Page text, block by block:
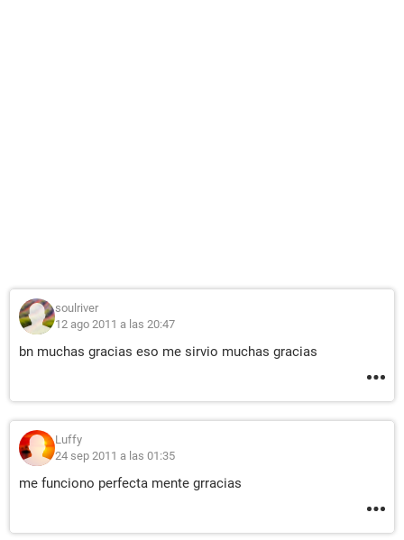
soulriver
12 ago 2011 a las 20:47
bn muchas gracias eso me sirvio muchas gracias
Luffy
24 sep 2011 a las 01:35
me funciono perfecta mente grracias